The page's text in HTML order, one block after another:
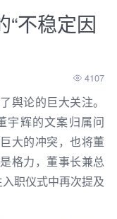
不稳定因
4107
舆论的巨大关注。
宇辉的文案归属问
大的冲突，也将董
格力，董事长兼总
职仪式中再次提及